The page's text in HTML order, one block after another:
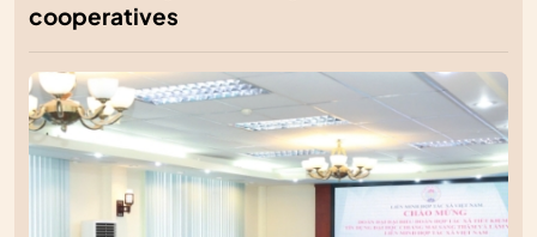
cooperatives